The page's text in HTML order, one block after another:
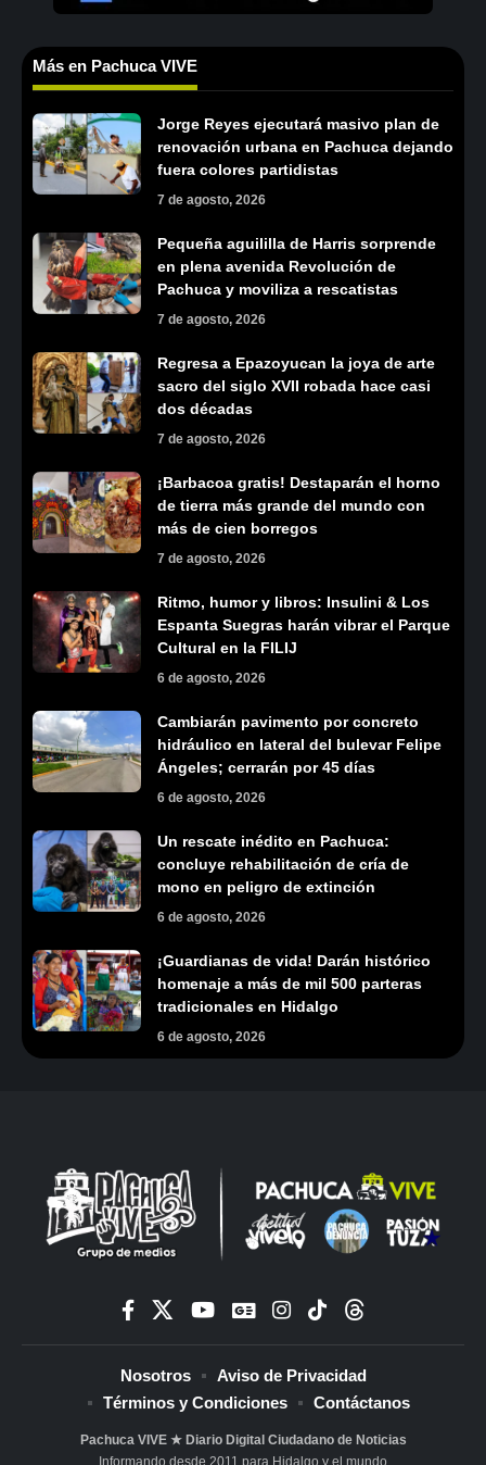
Más en Pachuca VIVE
Jorge Reyes ejecutará masivo plan de
renovación urbana en Pachuca dejando
fuera colores partidistas
7 de agosto, 2026
Pequeña aguililla de Harris sorprende
en plena avenida Revolución de
Pachuca y moviliza a rescatistas
7 de agosto, 2026
Regresa a Epazoyucan la joya de arte
sacro del siglo XVII robada hace casi
dos décadas
7 de agosto, 2026
¡Barbacoa gratis! Destaparán el horno
de tierra más grande del mundo con
más de cien borregos
7 de agosto, 2026
Ritmo, humor y libros: Insulini & Los
Espanta Suegras harán vibrar el Parque
Cultural en la FILIJ
6 de agosto, 2026
Cambiarán pavimento por concreto
hidráulico en lateral del bulevar Felipe
Ángeles; cerrarán por 45 días
6 de agosto, 2026
Un rescate inédito en Pachuca:
concluye rehabilitación de cría de
mono en peligro de extinción
6 de agosto, 2026
¡Guardianas de vida! Darán histórico
homenaje a más de mil 500 parteras
tradicionales en Hidalgo
6 de agosto, 2026
Pachuca VIVE ★ Diario Digital Ciudadano de Noticias
Nosotros
Aviso de Privacidad
Términos y Condiciones
Contáctanos